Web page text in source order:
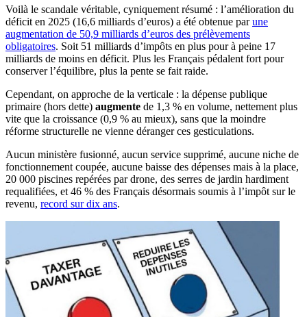
Voilà le scandale véritable, cyniquement résumé : l’amélioration du
déficit en 2025 (16,6 milliards d’euros) a été obtenue parune
augmentation de 50,9 milliards d’euros des prélèvements
obligatoires. Soit 51 milliards d’impôts en plus pour à peine 17
milliards de moins en déficit. Plus les Français pédalent fort pour
conserver l’équilibre, plus la pente se fait raide.
Cependant, on approche de la verticale : la dépense publique
primaire (hors dette) augmente de 1,3 % en volume, nettement plus
vite que la croissance (0,9 % au mieux), sans que la moindre
réforme structurelle ne vienne déranger ces gesticulations.
Aucun ministère fusionné, aucun service supprimé, aucune niche de
fonctionnement coupée, aucune baisse des dépenses mais à la place,
20 000 piscines repérées par drone, des serres de jardin hardiment
requalifiées, et 46 % des Français désormais soumis à l’impôt sur le
revenu, record sur dix ans.